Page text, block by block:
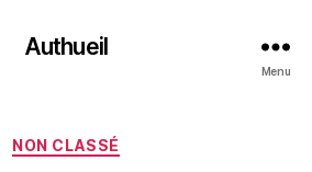
Authueil
Menu
Catégories
NON CLASSÉ